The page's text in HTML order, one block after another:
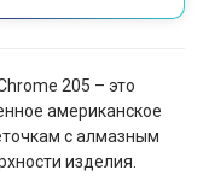
205 – это
американское
с алмазным
изделия.